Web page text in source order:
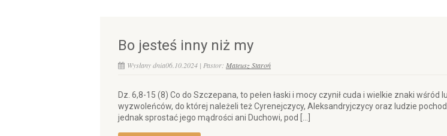
Bo jesteś inny niż my
Wysłany dnia06.10.2024 | Pastor: Mateusz Staroń
Dz. 6,8-15 (8) Co do Szczepana, to pełen łaski i mocy czynił cuda i wielkie znaki
wyzwoleńców, do której należeli też Cyrenejczycy, Aleksandryjczycy oraz ludzie
jednak sprostać jego mądrości ani Duchowi, pod […]